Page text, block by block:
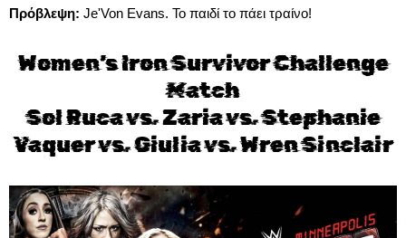
Πρόβλεψη: Je'Von Evans. Το παιδί το πάει τραίνο!
Women’s Iron Survivor Challenge
Match
Sol Ruca vs. Zaria vs. Stephanie
Vaquer vs. Giulia vs. Wren Sinclair